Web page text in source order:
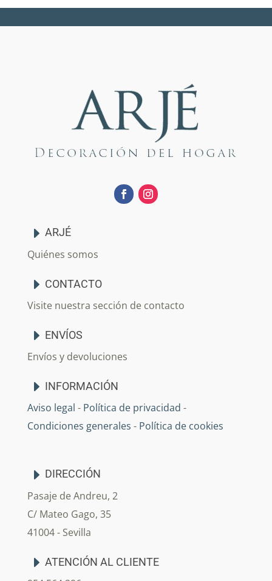
ARJÉ
Quiénes somos
CONTACTO
Visite nuestra sección de contacto
ENVÍOS
Envíos y devoluciones
INFORMACIÓN
Aviso legal - Política de privacidad -
Condiciones generales - Política de cookies
DIRECCIÓN
Pasaje de Andreu, 2
C/ Mateo Gago, 35
41004 - Sevilla
ATENCIÓN AL CLIENTE